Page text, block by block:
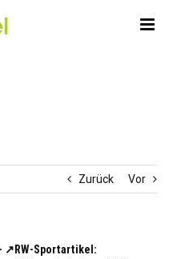
Zurück Vor
↗️RW-Sportartikel: